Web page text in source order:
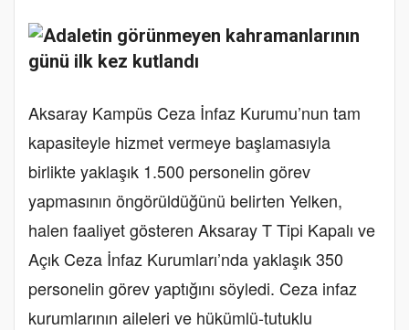
Aksaray Kampüs Ceza İnfaz Kurumu’nun tam
kapasiteyle hizmet vermeye başlamasıyla
birlikte yaklaşık 1.500 personelin görev
yapmasının öngörüldüğünü belirten Yelken,
halen faaliyet gösteren Aksaray T Tipi Kapalı ve
Açık Ceza İnfaz Kurumları’nda yaklaşık 350
personelin görev yaptığını söyledi. Ceza infaz
kurumlarının aileleri ve hükümlü-tutuklu